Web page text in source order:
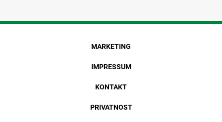
MARKETING
IMPRESSUM
KONTAKT
PRIVATNOST